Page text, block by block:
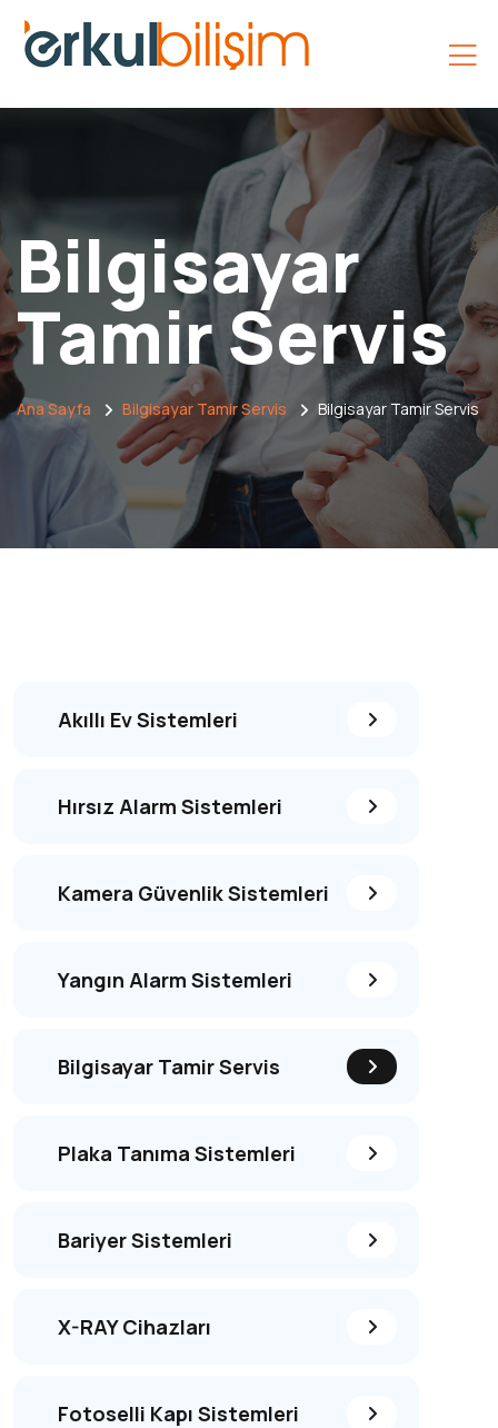
Bilgisayar
Tamir Servis
Ana Sayfa Bilgisayar Tamir Servis Bilgisayar Tamir Servis
Akıllı Ev Sistemleri
Hırsız Alarm Sistemleri
Kamera Güvenlik Sistemleri
Yangın Alarm Sistemleri
Bilgisayar Tamir Servis
Plaka Tanıma Sistemleri
Bariyer Sistemleri
X-RAY Cihazları
Fotoselli Kapı Sistemleri